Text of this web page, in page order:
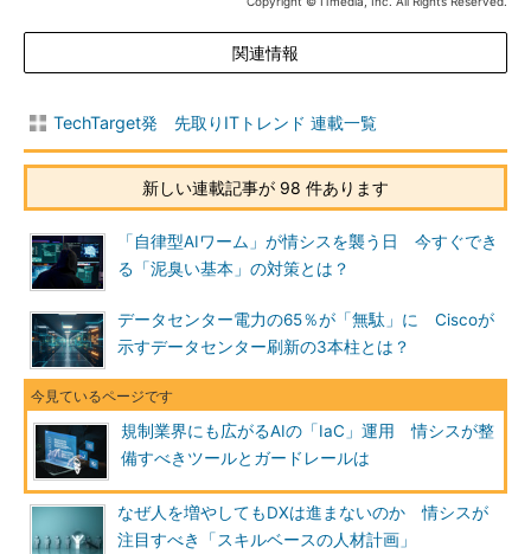
関連情報
TechTarget発 先取りITトレンド 連載一覧
新しい連載記事が 98 件あります
「自律型AIワーム」が情シスを襲う日 今すぐでき
る「泥臭い基本」の対策とは？
データセンター電力の65％が「無駄」に Ciscoが
示すデータセンター刷新の3本柱とは？
規制業界にも広がるAIの「IaC」運用 情シスが整
備すべきツールとガードレールは
なぜ人を増やしてもDXは進まないのか 情シスが
注目すべき「スキルベースの人材計画」